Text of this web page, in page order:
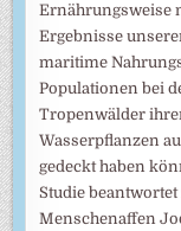
Ernährungsweise
Ergebnisse
maritime
Populationen bei
Tropenwälder
Wasserpflanzen
gedeckt haben
Studie
Menschenaffen